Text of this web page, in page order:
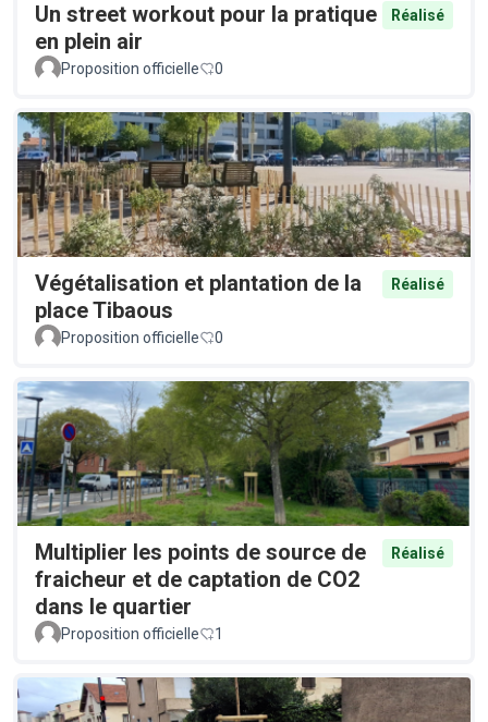
Un street workout pour la pratique
en plein air
Réalisé
Proposition officielle 0
Végétalisation et plantation de la
place Tibaous
Réalisé
Proposition officielle 0
Multiplier les points de source de
fraicheur et de captation de CO2
dans le quartier
Réalisé
Proposition officielle 1